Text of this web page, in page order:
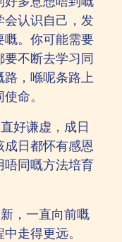
会认识自己，发
嘅。你可能需要
不断去学习同
，喺呢条路上
命。
好谦虚，成日
日都怀有感恩
唔同嘅方法培育
，一直向前嘅
走得更远。